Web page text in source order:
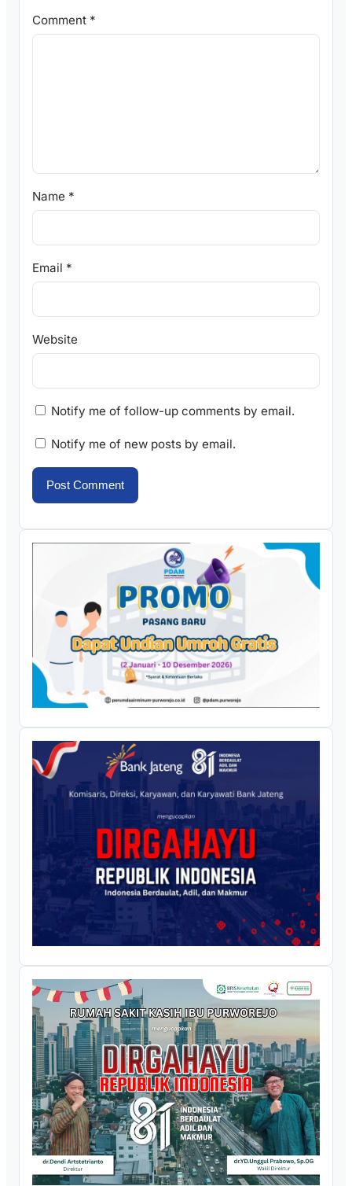
Comment *
Name *
Email *
Website
Notify me of follow-up comments by email.
Notify me of new posts by email.